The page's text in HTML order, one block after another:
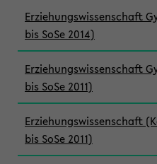
Erziehungswissenschaft
bis SoSe 2014)
Erziehungswissenschaft
bis SoSe 2011)
Erziehungswissenschaft
bis SoSe 2011)